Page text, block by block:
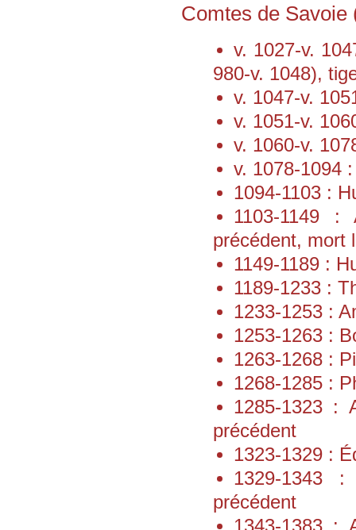
Comtes de Savoie
v. 1027-v.
980-v. 1048),
v. 1047-v.
v. 1051-v.
v. 1060-v.
v. 1078-1094
1094-1103 :
1103-1149
précédent, mort
1149-1189 :
1189-1233 :
1233-1253 :
1253-1263 :
1263-1268 :
1268-1285 :
1285-1323 :
précédent
1323-1329 :
1329-1343
précédent